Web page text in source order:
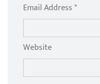
Email Address *
Website